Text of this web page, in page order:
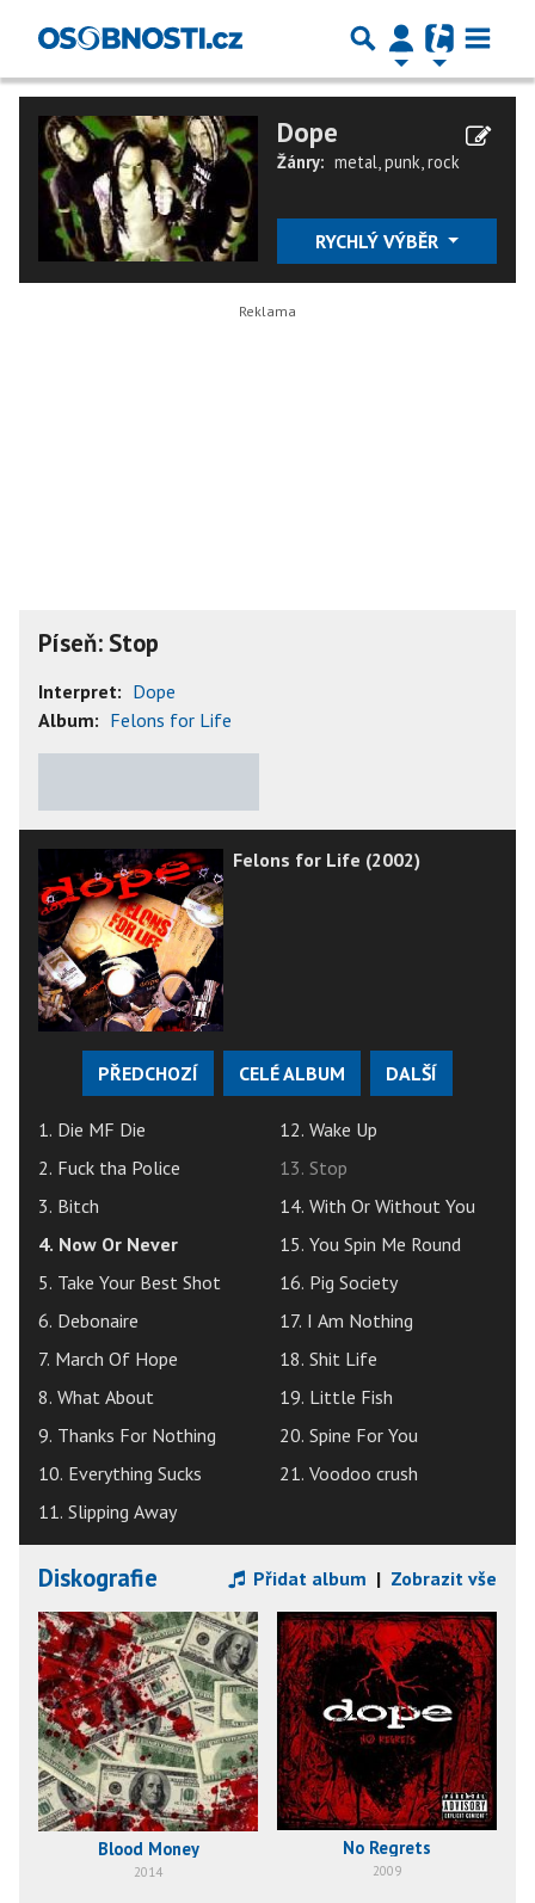
Dope
Žánry: metal,punk,rock
RYCHLÝ VÝBĚR
Píseň: Stop
Interpret: Dope
Album: Felons for Life
Felons for Life (2002)
PŘEDCHOZÍ CELÉ ALBUM DALŠÍ
1. Die MF Die
2. Fuck tha Police
3. Bitch
4. Now Or Never
5. Take Your Best Shot
6. Debonaire
7. March Of Hope
8. What About
9. Thanks For Nothing
10. Everything Sucks
11. Slipping Away
12. Wake Up
13. Stop
14. With Or Without You
15. You Spin Me Round
16. Pig Society
17. I Am Nothing
18. Shit Life
19. Little Fish
20. Spine For You
21. Voodoo crush
Diskografie Přidat album | Zobrazit vše
Blood Money
2014
No Regrets
2009